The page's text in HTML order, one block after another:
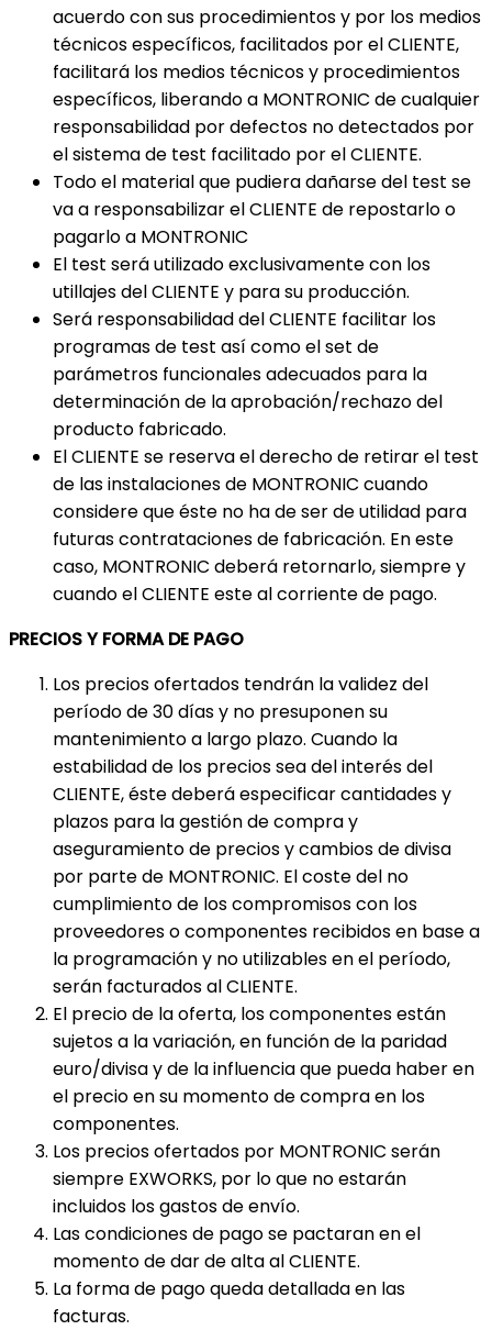
acuerdo con sus procedimientos y por los medios
técnicos específicos, facilitados por el CLIENTE,
facilitará los medios técnicos y procedimientos
específicos, liberando a MONTRONIC de cualquier
responsabilidad por defectos no detectados por
el sistema de test facilitado por el CLIENTE.
Todo el material que pudiera dañarse del test se
va a responsabilizar el CLIENTE de repostarlo o
pagarlo a MONTRONIC
El test será utilizado exclusivamente con los
utillajes del CLIENTE y para su producción.
Será responsabilidad del CLIENTE facilitar los
programas de test así como el set de
parámetros funcionales adecuados para la
determinación de la aprobación/rechazo del
producto fabricado.
El CLIENTE se reserva el derecho de retirar el test
de las instalaciones de MONTRONIC cuando
considere que éste no ha de ser de utilidad para
futuras contrataciones de fabricación. En este
caso, MONTRONIC deberá retornarlo, siempre y
cuando el CLIENTE este al corriente de pago.
PRECIOS Y FORMA DE PAGO
Los precios ofertados tendrán la validez del
período de 30 días y no presuponen su
mantenimiento a largo plazo. Cuando la
estabilidad de los precios sea del interés del
CLIENTE, éste deberá especificar cantidades y
plazos para la gestión de compra y
aseguramiento de precios y cambios de divisa
por parte de MONTRONIC. El coste del no
cumplimiento de los compromisos con los
proveedores o componentes recibidos en base a
la programación y no utilizables en el período,
serán facturados al CLIENTE.
El precio de la oferta, los componentes están
sujetos a la variación, en función de la paridad
euro/divisa y de la influencia que pueda haber en
el precio en su momento de compra en los
componentes.
Los precios ofertados por MONTRONIC serán
siempre EXWORKS, por lo que no estarán
incluidos los gastos de envío.
Las condiciones de pago se pactaran en el
momento de dar de alta al CLIENTE.
La forma de pago queda detallada en las
facturas.